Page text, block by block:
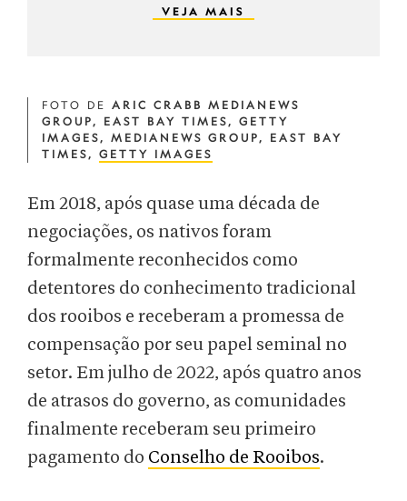
VEJA MAIS
FOTO DE ARIC CRABB MEDIANEWS
GROUP, EAST BAY TIMES, GETTY
IMAGES, MEDIANEWS GROUP, EAST BAY
TIMES, GETTY IMAGES
Em 2018, após quase uma década de
negociações, os nativos foram
formalmente reconhecidos como
detentores do conhecimento tradicional
dos rooibos e receberam a promessa de
compensação por seu papel seminal no
setor. Em julho de 2022, após quatro anos
de atrasos do governo, as comunidades
finalmente receberam seu primeiro
pagamento do Conselho de Rooibos.